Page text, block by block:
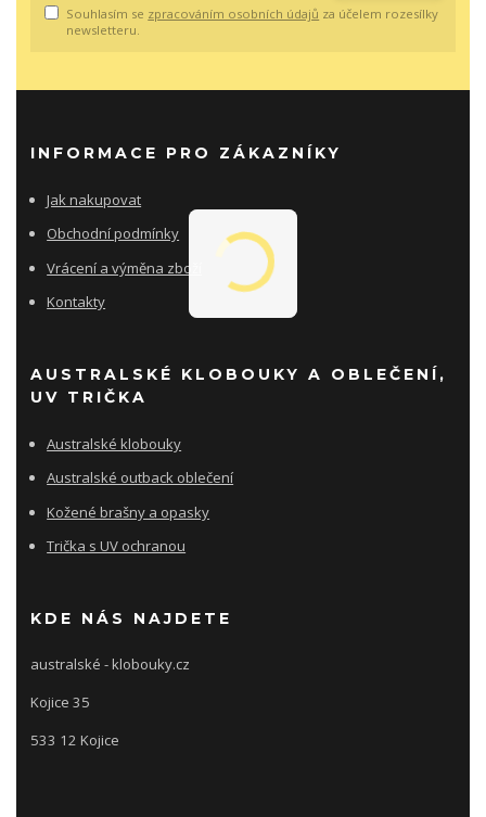
Souhlasím se zpracováním osobních údajů za účelem rozesílky
newsletteru.
INFORMACE PRO ZÁKAZNÍKY
Jak nakupovat
Obchodní podmínky
Vrácení a výměna zboží
Kontakty
AUSTRALSKÉ KLOBOUKY A OBLEČENÍ,
UV TRIČKA
Australské klobouky
Australské outback oblečení
Kožené brašny a opasky
Trička s UV ochranou
KDE NÁS NAJDETE
australské - klobouky.cz
Kojice 35
533 12 Kojice